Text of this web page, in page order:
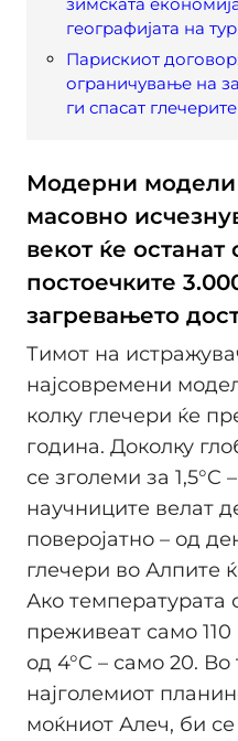
географијата на
Парискиот
ограничување на
ги спасат
Модерни модели
масовно
векот ќе
постоечките
загревањето
Тимот на
најсовремени
колку глечери ќе
година. Доколку
се зголеми за
научниците велат
поверојатно – од
глечери во Алпите
Ако температурата
преживеат само
од 4°C – само 20.
најголемиот
моќниот Алеч, би